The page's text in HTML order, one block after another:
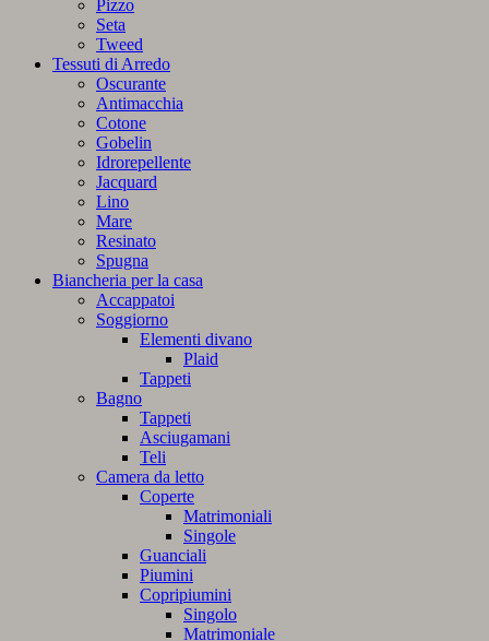
Pizzo
Seta
Tweed
Tessuti di Arredo
Oscurante
Antimacchia
Cotone
Gobelin
Idrorepellente
Jacquard
Lino
Mare
Resinato
Spugna
Biancheria per la casa
Accappatoi
Soggiorno
Elementi divano
Plaid
Tappeti
Bagno
Tappeti
Asciugamani
Teli
Camera da letto
Coperte
Matrimoniali
Singole
Guanciali
Piumini
Copripiumini
Singolo
Matrimoniale